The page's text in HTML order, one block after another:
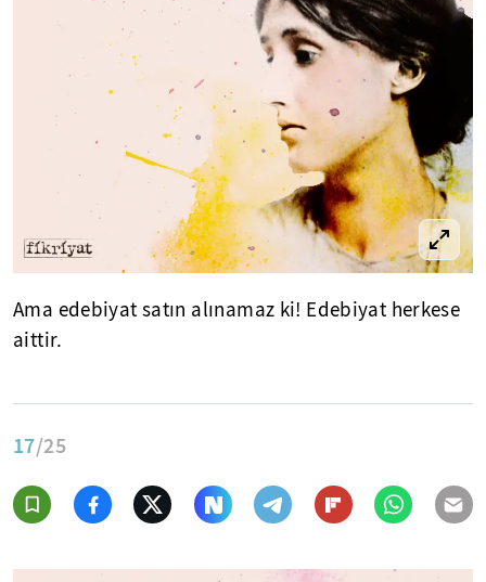
Ama edebiyat satın alınamaz ki! Edebiyat herkese
aittir.
17/25